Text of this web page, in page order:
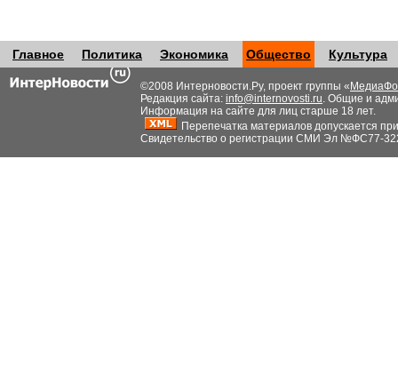
Главное Политика Экономика Общество Культура
©2008 Интерновости.Ру, проект группы «
Редакция сайта: info@internovosti.ru. Общие и
Информация на сайте для лиц старше 18 лет.
Перепечатка материалов допускается
Свидетельство о регистрации СМИ Эл №ФС77-